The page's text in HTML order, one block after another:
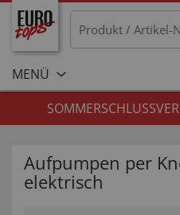
MENÜ
Aufpumpen per
elektrisch